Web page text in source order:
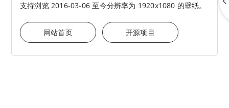
支持浏览 2016-03-06 至今分辨率为 1920x1080 的壁纸。
网站首页 开源项目